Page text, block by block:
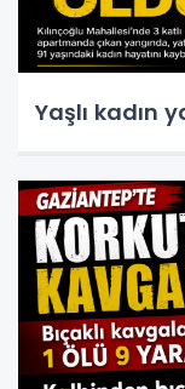
Yaşlı kadın